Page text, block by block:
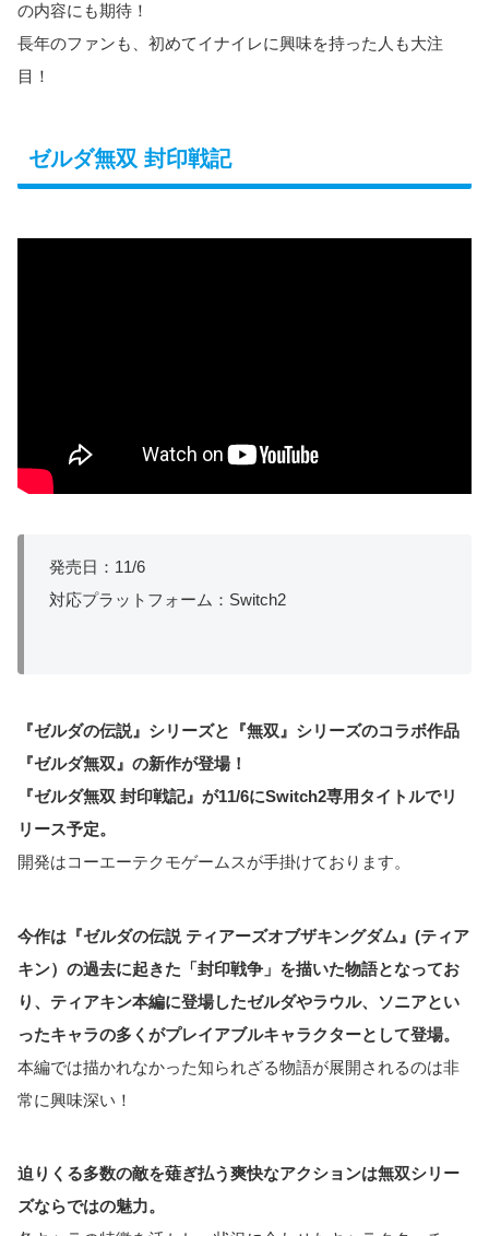
の内容にも期待！
長年のファンも、初めてイナイレに興味を持った人も大注
目！
ゼルダ無双 封印戦記
発売日：11/6
対応プラットフォーム：Switch2
『ゼルダの伝説 』 シリーズと『無双 』 シリーズのコラボ作品
『ゼルダ無双』の新作が登場！
『ゼルダ無双 封印戦記』が11/6にSwitch2専用タイトルでリ
リース予定。
開発はコーエーテクモゲームスが手掛けております。
今作は『ゼルダの伝説 ティアーズオブザキングダム』(ティア
キン）の過去に起きた「封印戦争」を描いた物語となってお
り、ティアキン本編に登場したゼルダやラウル、ソニアとい
ったキャラの多くがプレイアブルキャラクターとして登場。
本編では描かれなかった知られざる物語が展開されるのは非
常に興味深い！
迫りくる多数の敵を薙ぎ払う爽快なアクションは無双シリー
ズならではの魅力。